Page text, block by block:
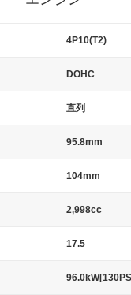
4P10(T2)
DOHC
直列
95.8mm
104mm
2,998cc
17.5